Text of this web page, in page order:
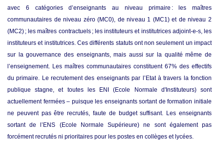
avec 6 catégories d’enseignants au niveau primaire : les maîtres
communautaires de niveau zéro (MC0), de niveau 1 (MC1) et de niveau 2
(MC2) ; les maîtres contractuels ; les instituteurs et institutrices adjoint-e-s, les
instituteurs et institutrices. Ces différents statuts ont non seulement un impact
sur la gouvernance des enseignants, mais aussi sur la qualité même de
l’enseignement. Les maîtres communautaires constituent 67% des effectifs
du primaire. Le recrutement des enseignants par l’Etat à travers la fonction
publique stagne, et toutes les ENI (Ecole Normale d'Instituteurs) sont
actuellement fermées – puisque les enseignants sortant de formation initiale
ne peuvent pas être recrutés, faute de budget suffisant. Les enseignants
sortant de l’ENS (Ecole Normale Supérieure) ne sont également pas
forcément recrutés ni prioritaires pour les postes en collèges et lycées.